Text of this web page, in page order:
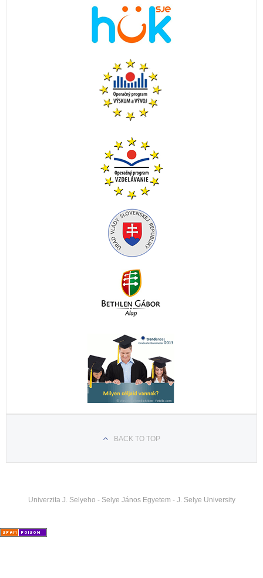
BACK TO TOP
Univerzita J. Selyeho - Selye János Egyetem - J. Selye University